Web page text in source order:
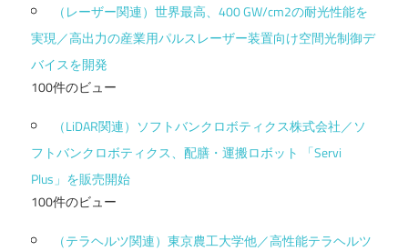
（レーザー関連）世界最高、400 GW/cm2の耐光性能を
実現／高出力の産業用パルスレーザー装置向け空間光制御デ
バイスを開発
100件のビュー
（LiDAR関連）ソフトバンクロボティクス株式会社／ソ
フトバンクロボティクス、配膳・運搬ロボット 「Servi
Plus」を販売開始
100件のビュー
（テラヘルツ関連）東京農工大学他／高性能テラヘルツ